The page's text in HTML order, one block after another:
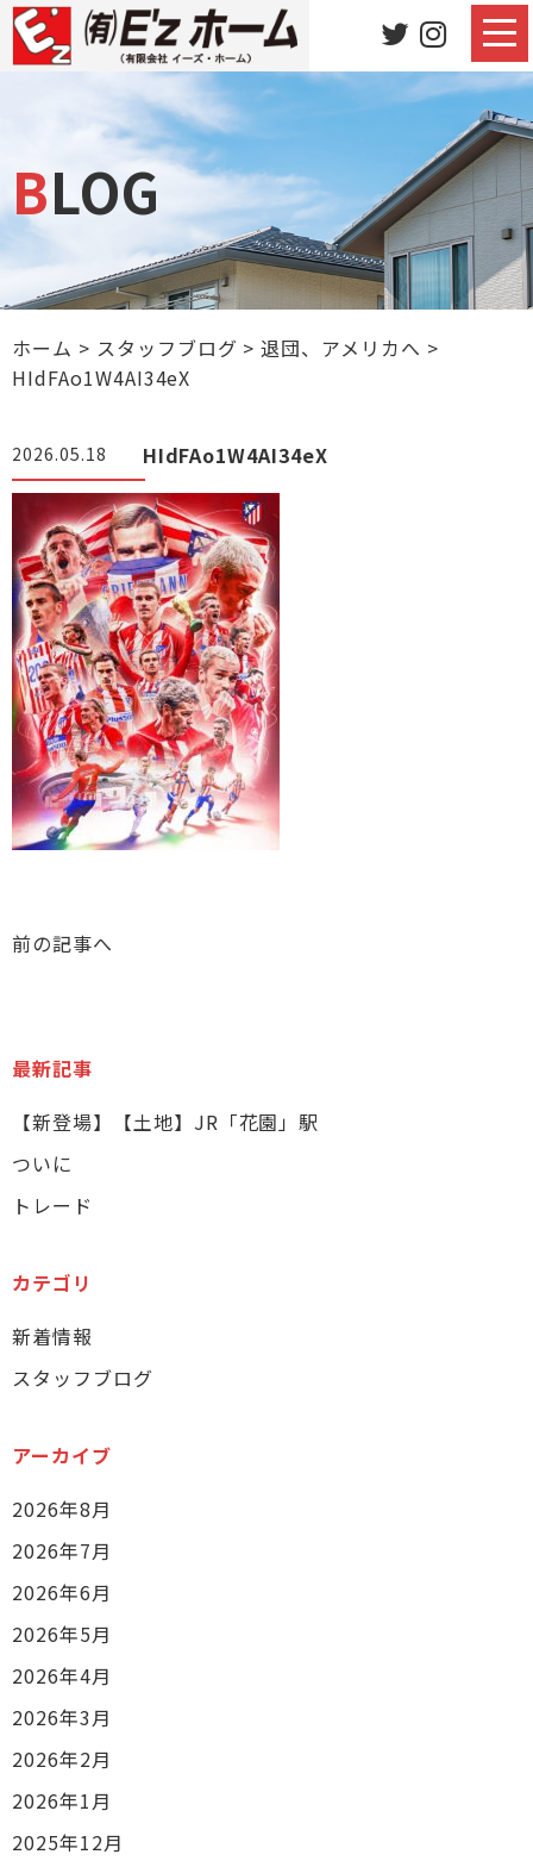
BLOG
ホーム > スタッフブログ >退団、アメリカへ >
HIdFAo1W4AI34eX
2026.05.18 HIdFAo1W4AI34eX
前の記事へ
最新記事
【新登場】【土地】JR「花園」駅
ついに
トレード
カテゴリ
新着情報
スタッフブログ
アーカイブ
2026年8月
2026年7月
2026年6月
2026年5月
2026年4月
2026年3月
2026年2月
2026年1月
2025年12月